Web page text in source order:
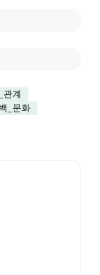
관계
_문화